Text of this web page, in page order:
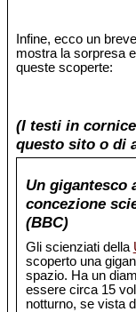
Infine, ecco un
mostra la sorpresa
queste scoperte:
(I testi in
questo sito o di
Un gigantesco
concezione
(BBC)
Gli scienziati della
scoperto una
spazio. Ha un
essere circa 15
notturno, se vista